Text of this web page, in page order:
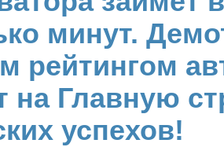
минут.
рейтингом
на Главную
успехов!